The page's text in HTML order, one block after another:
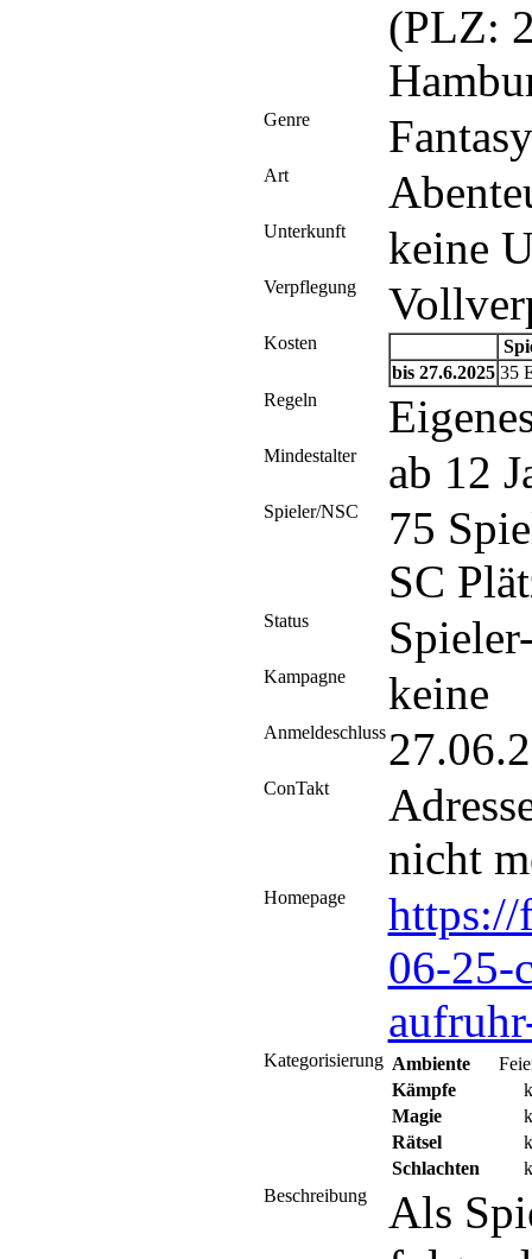
(PLZ:
Genre Fantasy
Art
Unterkunft keine
Verpflegung
Kosten
bis 27.6.2025 35
Regeln
Mindestalter ab 12
Spieler/NSC
75
SC
Status
Kampagne keine
Anmeldeschluss
ConTakt
nicht
Homepage
https://
06-25-
Kategorisierung Ambiente
Kämpfe
Magie
Rätsel
Schlachten
Beschreibung
Als